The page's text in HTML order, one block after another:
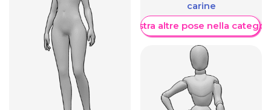
carine
Mostra altre pose nella